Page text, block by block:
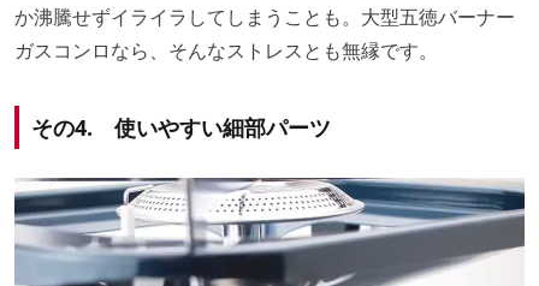
か沸騰せずイライラしてしまうことも。大型五徳バーナー
ガスコンロなら、そんなストレスとも無縁です。
その4. 使いやすい細部パーツ